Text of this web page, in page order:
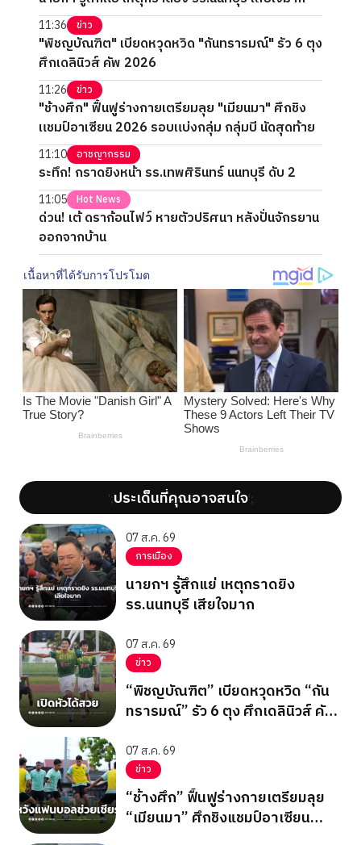
11:36 ข่าว
"พิชญบัณฑิต" เบียดหวุดหวิด "กันทรารมณ์" รัว 6 ตุง
ศึกเดลินิวส์ คัพ 2026
11:26 ข่าว
"ช้างศึก" ฟื้นฟูร่างกายเตรียมลุย "เมียนมา" ศึกชิง
แชมป์อาเซียน 2026 รอบแบ่งกลุ่ม กลุ่มบี นัดสุดท้าย
11:10 อาชญากรรม
ระทึก! กราดยิงหน้า รร.เทพศิรินทร์ นนทบุรี ดับ 2
11:05 Hot News
ด่วน! เต้ ดราก้อนไฟว์ หายตัวปริศนา หลังปั่นจักรยาน
ออกจากบ้าน
';ประเด็นที่คุณอาจสนใจ';
07 ส.ค. 69
การเมือง
นายกฯ รู้สึกแย่ เหตุกราดยิง
รร.นนทบุรี เสียใจมาก
07 ส.ค. 69
ข่าว
“พิชญบัณฑิต” เบียดหวุดหวิด “กัน
ทรารมณ์” รัว 6 ตุง ศึกเดลินิวส์ คัพ
07 ส.ค. 69
ข่าว
“ช้างศึก” ฟื้นฟูร่างกายเตรียมลุย
“เมียนมา” ศึกชิงแชมป์อาเซียน